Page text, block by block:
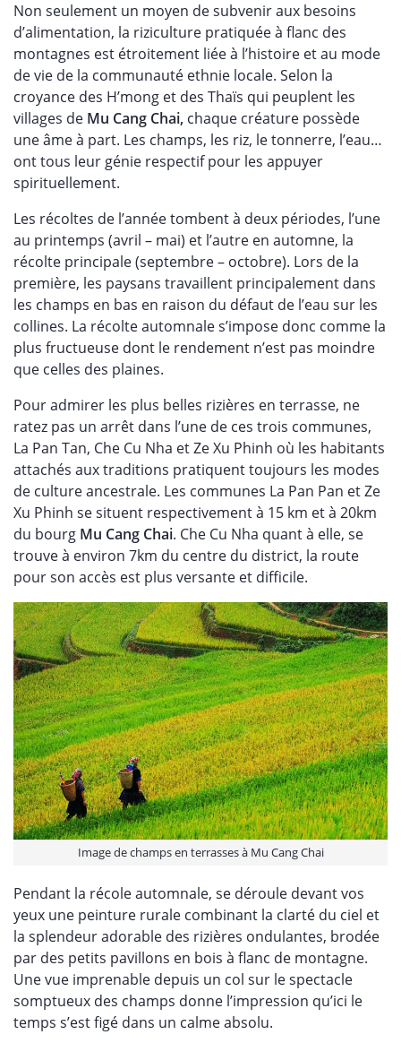
Non seulement un moyen de subvenir aux besoins
d’alimentation, la riziculture pratiquée à flanc des
montagnes est étroitement liée à l’histoire et au mode
de vie de la communauté ethnie locale. Selon la
croyance des H’mong et des Thaïs qui peuplent les
villages de Mu Cang Chai, chaque créature possède
une âme à part. Les champs, les riz, le tonnerre, l’eau…
ont tous leur génie respectif pour les appuyer
spirituellement.
Les récoltes de l’année tombent à deux périodes, l’une
au printemps (avril – mai) et l’autre en automne, la
récolte principale (septembre – octobre). Lors de la
première, les paysans travaillent principalement dans
les champs en bas en raison du défaut de l’eau sur les
collines. La récolte automnale s’impose donc comme la
plus fructueuse dont le rendement n’est pas moindre
que celles des plaines.
Pour admirer les plus belles rizières en terrasse, ne
ratez pas un arrêt dans l’une de ces trois communes,
La Pan Tan, Che Cu Nha et Ze Xu Phinh où les habitants
attachés aux traditions pratiquent toujours les modes
de culture ancestrale. Les communes La Pan Pan et Ze
Xu Phinh se situent respectivement à 15 km et à 20km
du bourg Mu Cang Chai. Che Cu Nha quant à elle, se
trouve à environ 7km du centre du district, la route
pour son accès est plus versante et difficile.
Image de champs en terrasses à Mu Cang Chai
Pendant la récole automnale, se déroule devant vos
yeux une peinture rurale combinant la clarté du ciel et
la splendeur adorable des rizières ondulantes, brodée
par des petits pavillons en bois à flanc de montagne.
Une vue imprenable depuis un col sur le spectacle
somptueux des champs donne l’impression qu’ici le
temps s’est figé dans un calme absolu.